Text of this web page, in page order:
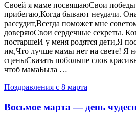
Своей я маме посвящаюСвои победы
прибегаю,Когда бывают неудачи.
рассудит,Всегда поможет мне
доверяюСвои сердечные секреты.
постаршеИ у меня родятся дети,Я
им,Что лучше мамы нет на свете! Я
сценыСказать побольше слов
чтоб мамаБыла …
Поздравления с 8 марта
Восьмое марта — день